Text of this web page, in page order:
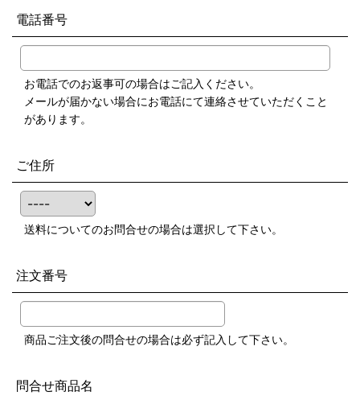
電話番号
お電話でのお返事可の場合はご記入ください。
メールが届かない場合にお電話にて連絡させていただくこと
があります。
ご住所
送料についてのお問合せの場合は選択して下さい。
注文番号
商品ご注文後の問合せの場合は必ず記入して下さい。
問合せ商品名